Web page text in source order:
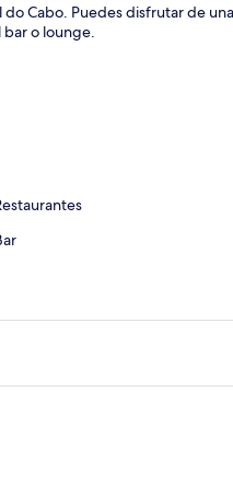
Cabo. Puedes disfrutar de
bar o lounge.